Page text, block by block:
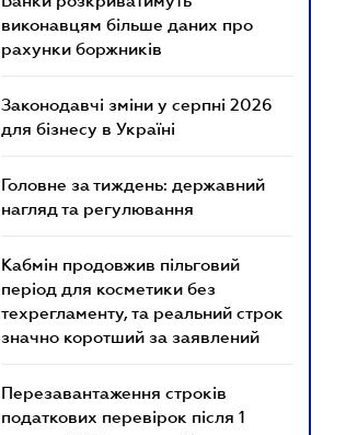
виконавцям більше даних про
рахунки боржників
Законодавчі зміни у серпні 2026
для бізнесу в Україні
Головне за тиждень: державний
нагляд та регулювання
Кабмін продовжив пільговий
період для косметики без
техрегламенту, та реальний строк
значно коротший за заявлений
Перезавантаження строків
податкових перевірок після 1